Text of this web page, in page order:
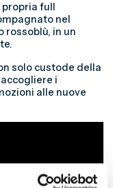
propria full
nel
rossoblù, in un
solo custode della
i
alle nuove